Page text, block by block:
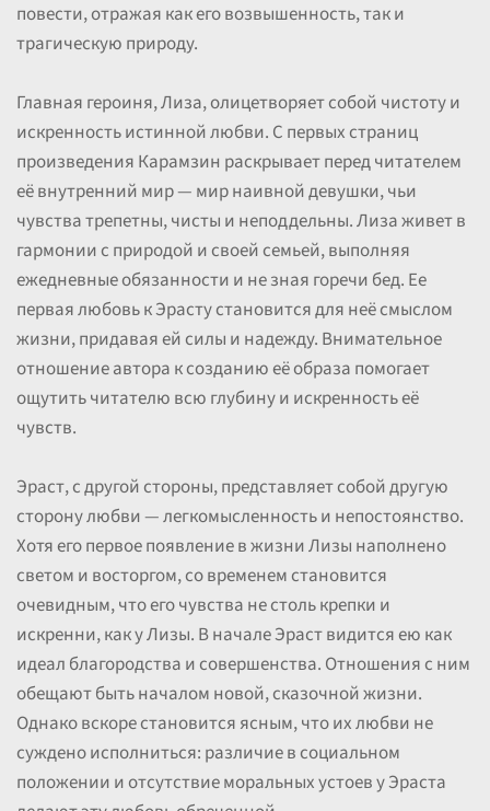
повести, отражая как его возвышенность, так и
трагическую природу.
Главная героиня, Лиза, олицетворяет собой чистоту и
искренность истинной любви. С первых страниц
произведения Карамзин раскрывает перед читателем
её внутренний мир — мир наивной девушки, чьи
чувства трепетны, чисты и неподдельны. Лиза живет в
гармонии с природой и своей семьей, выполняя
ежедневные обязанности и не зная горечи бед. Ее
первая любовь к Эрасту становится для неё смыслом
жизни, придавая ей силы и надежду. Внимательное
отношение автора к созданию её образа помогает
ощутить читателю всю глубину и искренность её
чувств.
Эраст, с другой стороны, представляет собой другую
сторону любви — легкомысленность и непостоянство.
Хотя его первое появление в жизни Лизы наполнено
светом и восторгом, со временем становится
очевидным, что его чувства не столь крепки и
искренни, как у Лизы. В начале Эраст видится ею как
идеал благородства и совершенства. Отношения с ним
обещают быть началом новой, сказочной жизни.
Однако вскоре становится ясным, что их любви не
суждено исполниться: различие в социальном
положении и отсутствие моральных устоев у Эраста